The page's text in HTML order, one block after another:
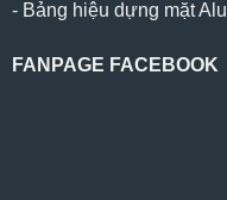
- Bảng hiệu dựng mặt Alu
FANPAGE FACEBOOK